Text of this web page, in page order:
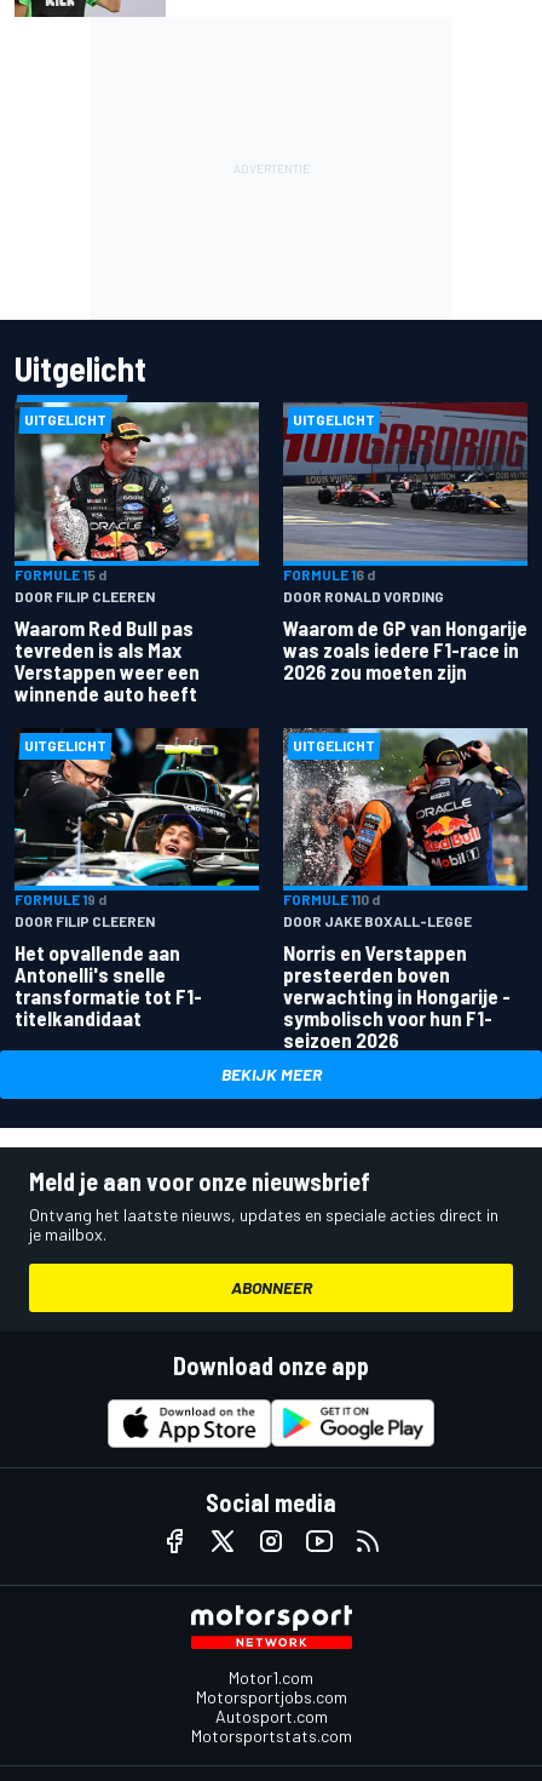
Uitgelicht
UITGELICHT
FORMULE 15 d
DOOR FILIP CLEEREN
Waarom Red Bull pas
tevreden is als Max
Verstappen weer een
winnende auto heeft
UITGELICHT
FORMULE 16 d
DOOR RONALD VORDING
Waarom de GP van Hongarije
was zoals iedere F1-race in
2026 zou moeten zijn
UITGELICHT
FORMULE 19 d
DOOR FILIP CLEEREN
Het opvallende aan
Antonelli's snelle
transformatie tot F1-
titelkandidaat
UITGELICHT
FORMULE 110 d
DOOR JAKE BOXALL-LEGGE
Norris en Verstappen
presteerden boven
verwachting in Hongarije -
symbolisch voor hun F1-
seizoen 2026
BEKIJK MEER
Meld je aan voor onze nieuwsbrief
Ontvang het laatste nieuws, updates en speciale acties direct in
je mailbox.
ABONNEER
Download onze app
Social media
Motor1.com
Motorsportjobs.com
Autosport.com
Motorsportstats.com